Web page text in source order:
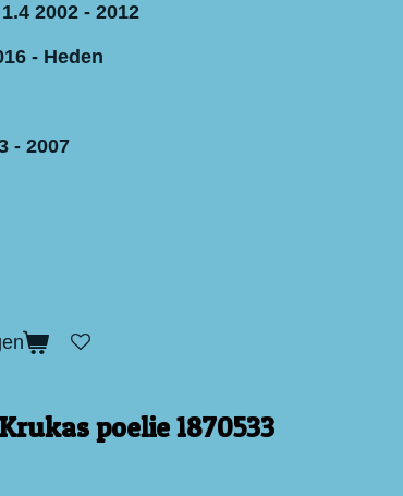
2002 - 2012
- Heden
- 2007
poelie 1870533